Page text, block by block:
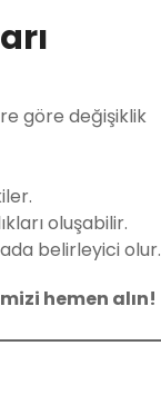
göre değişiklik
oluşabilir.
belirleyici olur.
hemen alın!